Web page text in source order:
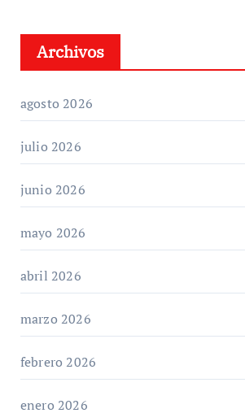
Archivos
agosto 2026
julio 2026
junio 2026
mayo 2026
abril 2026
marzo 2026
febrero 2026
enero 2026